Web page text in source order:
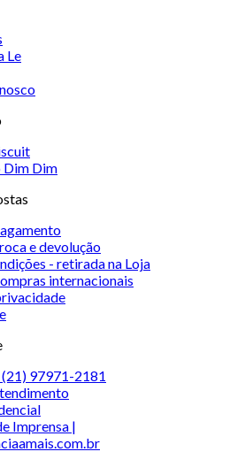
Le
Dim Dim
e devolução
- retirada na Loja
internacionais
97971-2181
Imprensa |